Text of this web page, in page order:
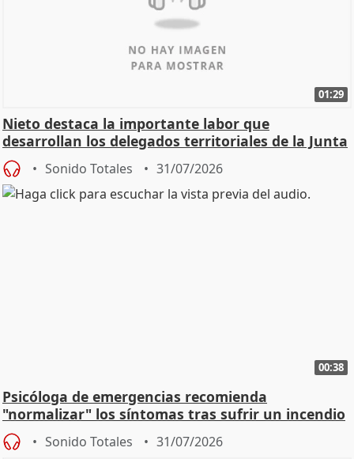
01:29
Nieto destaca la importante labor que
desarrollan los delegados territoriales de la Junta
Sonido Totales 31/07/2026
00:38
Psicóloga de emergencias recomienda
"normalizar" los síntomas tras sufrir un incendio
Sonido Totales 31/07/2026